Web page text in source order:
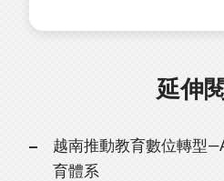
延伸
越南推動教育數位轉型
育體系